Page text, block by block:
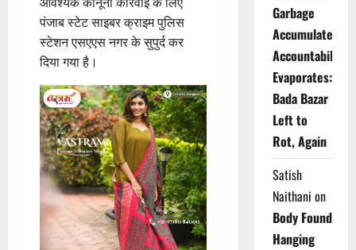
पंजाब स्टेट साइबर क्राइम पुलिस
स्टेशन एसएएस नगर के सुपुर्द कर
दिया गया है।
Garbage
Accumulates,
Accountability
Evaporates:
Bada Bazar
Left to
Rot, Again
Satish
Naithani on
Body Found
Hanging